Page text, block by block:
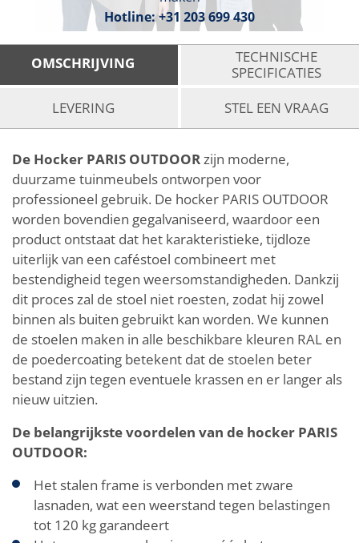
Hotline:+31 203 699 430
OMSCHRIJVING
TECHNISCHE
SPECIFICATIES
LEVERING
STEL EEN VRAAG
De Hocker PARIS OUTDOOR zijn moderne,
duurzame tuinmeubels ontworpen voor
professioneel gebruik. De hocker PARIS OUTDOOR
worden bovendien gegalvaniseerd, waardoor een
product ontstaat dat het karakteristieke, tijdloze
uiterlijk van een caféstoel combineert met
bestendigheid tegen weersomstandigheden. Dankzij
dit proces zal de stoel niet roesten, zodat hij zowel
binnen als buiten gebruikt kan worden. We kunnen
de stoelen maken in alle beschikbare kleuren RAL en
de poedercoating betekent dat de stoelen beter
bestand zijn tegen eventuele krassen en er langer als
nieuw uitzien.
De belangrijkste voordelen van de hocker PARIS
OUTDOOR:
Het stalen frame is verbonden met zware
lasnaden, wat een weerstand tegen belastingen
tot 120 kg garandeert